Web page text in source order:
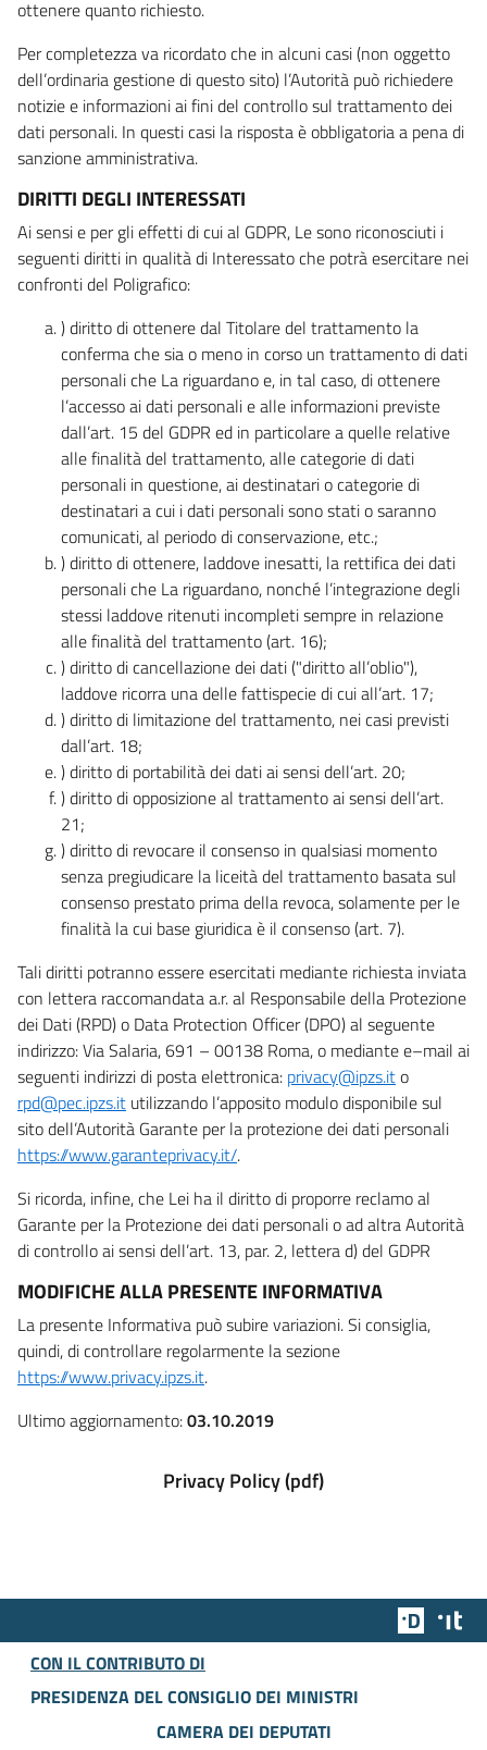
ottenere quanto richiesto.
Per completezza va ricordato che in alcuni casi (non oggetto
dell’ordinaria gestione di questo sito) l’Autorità può richiedere
notizie e informazioni ai fini del controllo sul trattamento dei
dati personali. In questi casi la risposta è obbligatoria a pena di
sanzione amministrativa.
DIRITTI DEGLI INTERESSATI
Ai sensi e per gli effetti di cui al GDPR, Le sono riconosciuti i
seguenti diritti in qualità di Interessato che potrà esercitare nei
confronti del Poligrafico:
) diritto di ottenere dal Titolare del trattamento la
conferma che sia o meno in corso un trattamento di dati
personali che La riguardano e, in tal caso, di ottenere
l’accesso ai dati personali e alle informazioni previste
dall’art. 15 del GDPR ed in particolare a quelle relative
alle finalità del trattamento, alle categorie di dati
personali in questione, ai destinatari o categorie di
destinatari a cui i dati personali sono stati o saranno
comunicati, al periodo di conservazione, etc.;
) diritto di ottenere, laddove inesatti, la rettifica dei dati
personali che La riguardano, nonché l’integrazione degli
stessi laddove ritenuti incompleti sempre in relazione
alle finalità del trattamento (art. 16);
) diritto di cancellazione dei dati ("diritto all’oblio"),
laddove ricorra una delle fattispecie di cui all’art. 17;
) diritto di limitazione del trattamento, nei casi previsti
dall’art. 18;
) diritto di portabilità dei dati ai sensi dell’art. 20;
) diritto di opposizione al trattamento ai sensi dell’art.
21;
) diritto di revocare il consenso in qualsiasi momento
senza pregiudicare la liceità del trattamento basata sul
consenso prestato prima della revoca, solamente per le
finalità la cui base giuridica è il consenso (art. 7).
Tali diritti potranno essere esercitati mediante richiesta inviata
con lettera raccomandata a.r. al Responsabile della Protezione
dei Dati (RPD) o Data Protection Officer (DPO) al seguente
indirizzo: Via Salaria, 691 – 00138 Roma, o mediante e–mail ai
seguenti indirizzi di posta elettronica: privacy@ipzs.ito
rpd@pec.ipzs.it utilizzando l’apposito modulo disponibile sul
sito dell’Autorità Garante per la protezione dei dati personali
https://www.garanteprivacy.it/.
Si ricorda, infine, che Lei ha il diritto di proporre reclamo al
Garante per la Protezione dei dati personali o ad altra Autorità
di controllo ai sensi dell’art. 13, par. 2, lettera d) del GDPR
MODIFICHE ALLA PRESENTE INFORMATIVA
La presente Informativa può subire variazioni. Si consiglia,
quindi, di controllare regolarmente la sezione
https://www.privacy.ipzs.it.
Ultimo aggiornamento:03.10.2019
Privacy Policy (pdf)
Team
CON IL CONTRIBUTO DI
PRESIDENZA DEL CONSIGLIO DEI MINISTRI
CAMERA DEI DEPUTATI